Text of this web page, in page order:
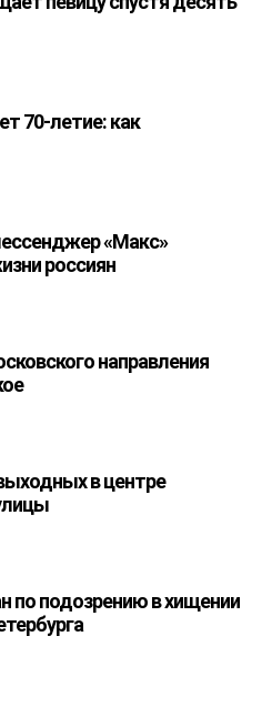
70-летие: как
«Макс»
россиян
направления
в центре
по подозрению в хищении